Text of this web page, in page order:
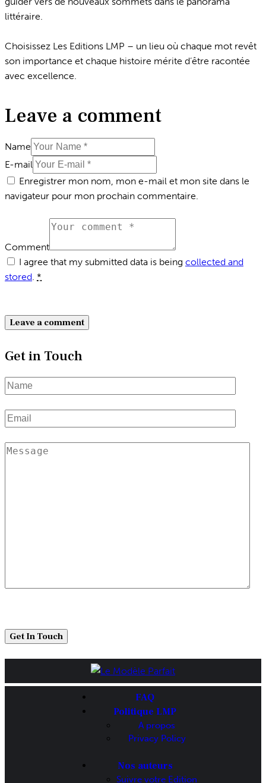
littéraire.
Choisissez Les Editions LMP – un lieu où chaque mot revêt
son importance et chaque histoire mérite d’être racontée
avec excellence.
Leave a comment
Name
E-mail
Enregistrer mon nom, mon e-mail et mon site dans le
navigateur pour mon prochain commentaire.
Comment
I agree that my submitted data is being collected and
stored. *
Get in Touch
FAQ
Politique LMP
A propos
Privacy Policy
Nos auteurs
Suivre votre Edition